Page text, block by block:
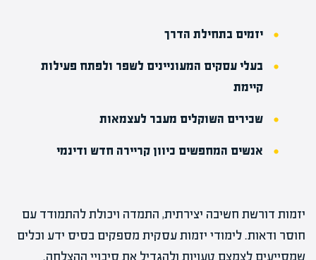
יזמים בתחילת הדרך
בעלי עסקים המעוניינים לשפר ולפתח פעילות
קיימת
שכירים השוקלים מעבר לעצמאות
אנשים המחפשים כיוון קריירה חדש ודינמי
יזמות דורשת חשיבה יצירתית, התמדה ויכולת להתמודד עם
חוסר ודאות. לימודי יזמות עסקית מספקים בסיס ידע וכלים
שמסייעים לצמצם טעויות ולהגדיל את סיכויי ההצלחה.